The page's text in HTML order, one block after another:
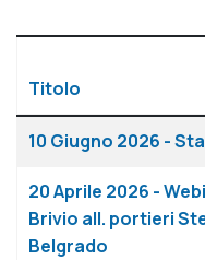
Titolo
10 Giugno 2026 -
20 Aprile 2026 -
Brivio all. portieri
Belgrado